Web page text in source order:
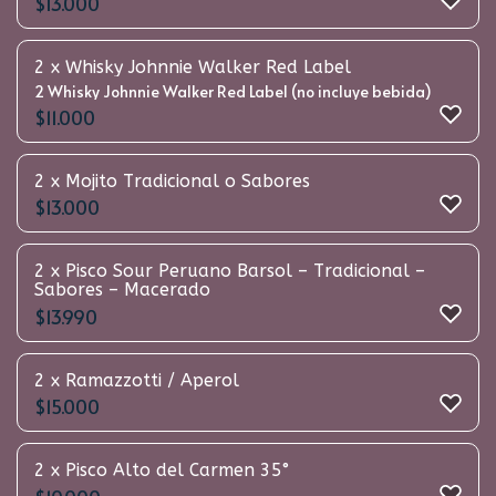
2 x Whisky Johnnie Walker Red Label
2 Whisky Johnnie Walker Red Label (no incluye bebida)
$11.000
2 x Mojito Tradicional o Sabores
$13.000
2 x Pisco Sour Peruano Barsol – Tradicional –
Sabores – Macerado
$13.990
2 x Ramazzotti / Aperol
$15.000
2 x Pisco Alto del Carmen 35°